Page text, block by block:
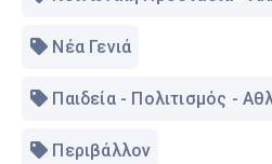
Νέα Γενιά
Παιδεία - Πολιτισμός -
Περιβάλλον